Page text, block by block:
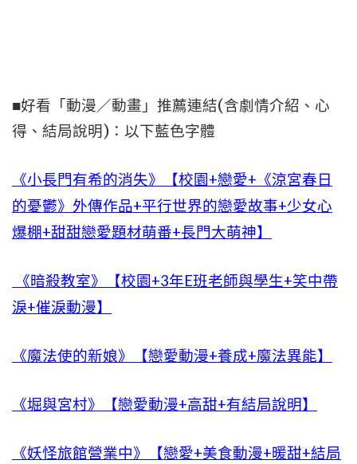
■好看「動漫／動畫」推薦連結(含劇情介紹、心
得、結局說明)：以下藍色字體
《小長門有希的消失》【校園+戀愛+《涼宮春日
的憂鬱》外傳作品+平行世界的戀愛故事+少女心
爆棚+甜甜戀愛題材萌番+長門大萌神】
《暗殺教室》【校園+3年E班老師與學生+笑中帶
淚+催淚動漫】
《魔法使的新娘》【戀愛動漫+養成+魔法異能】
《堀與宮村》【戀愛動漫+高甜+有結局說明】
《妖怪旅館營業中》【戀愛+美食動漫+暖甜+結局